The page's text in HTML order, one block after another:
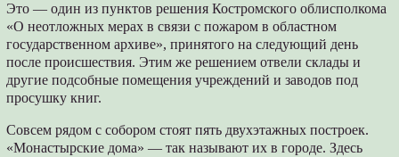
Это — один из пунктов решения Костромского облисполкома
«О неотложных мерах в связи с пожаром в областном
государственном архиве», принятого на следующий день
после происшествия. Этим же решением отвели склады и
другие подсобные помещения учреждений и заводов под
просушку книг.
Совсем рядом с собором стоят пять двухэтажных построек.
«Монастырские дома» — так называют их в городе. Здесь